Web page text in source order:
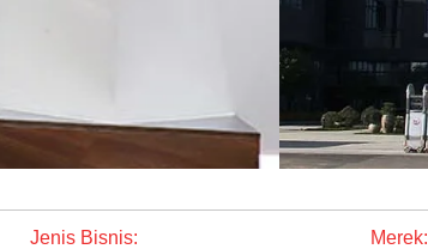
Jenis Bisnis:
Merek: